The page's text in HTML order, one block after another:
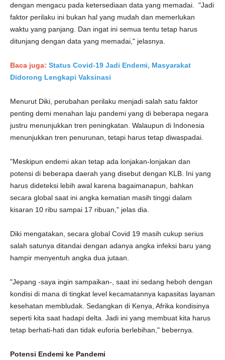
dengan mengacu pada ketersediaan data yang memadai. "Jadi
faktor perilaku ini bukan hal yang mudah dan memerlukan
waktu yang panjang. Dan ingat ini semua tentu tetap harus
ditunjang dengan data yang memadai," jelasnya.
Baca juga: Status Covid-19 Jadi Endemi, Masyarakat
Didorong Lengkapi Vaksinasi
Menurut Diki, perubahan perilaku menjadi salah satu faktor
penting demi menahan laju pandemi yang di beberapa negara
justru menunjukkan tren peningkatan. Walaupun di Indonesia
menunjukkan tren penurunan, tetapi harus tetap diwaspadai.
"Meskipun endemi akan tetap ada lonjakan-lonjakan dan
potensi di beberapa daerah yang disebut dengan KLB. Ini yang
harus dideteksi lebih awal karena bagaimanapun, bahkan
secara global saat ini angka kematian masih tinggi dalam
kisaran 10 ribu sampai 17 ribuan," jelas dia.
Diki mengatakan, secara global Covid 19 masih cukup serius
salah satunya ditandai dengan adanya angka infeksi baru yang
hampir menyentuh angka dua jutaan.
"Jepang -saya ingin sampaikan-, saat ini sedang heboh dengan
kondisi di mana di tingkat level kecamatannya kapasitas layanan
kesehatan membludak. Sedangkan di Kenya, Afrika kondisinya
seperti kita saat hadapi delta. Jadi ini yang membuat kita harus
tetap berhati-hati dan tidak euforia berlebihan," bebernya.
Potensi Endemi ke Pandemi